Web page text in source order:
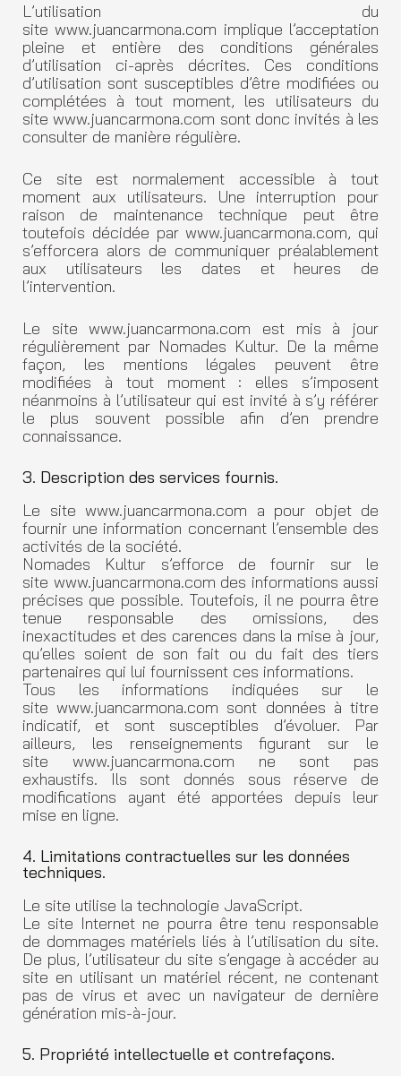
L’utilisation du
site www.juancarmona.com implique l’acceptation
pleine et entière des conditions générales
d’utilisation ci-après décrites. Ces conditions
d’utilisation sont susceptibles d’être modifiées ou
complétées à tout moment, les utilisateurs du
site www.juancarmona.com sont donc invités à les
consulter de manière régulière.
Ce site est normalement accessible à tout
moment aux utilisateurs. Une interruption pour
raison de maintenance technique peut être
toutefois décidée par www.juancarmona.com, qui
s’efforcera alors de communiquer préalablement
aux utilisateurs les dates et heures de
l’intervention.
Le site www.juancarmona.com est mis à jour
régulièrement par Nomades Kultur. De la même
façon, les mentions légales peuvent être
modifiées à tout moment : elles s’imposent
néanmoins à l’utilisateur qui est invité à s’y référer
le plus souvent possible afin d’en prendre
connaissance.
3. Description des services fournis.
Le site www.juancarmona.com a pour objet de
fournir une information concernant l’ensemble des
activités de la société.
Nomades Kultur s’efforce de fournir sur le
site www.juancarmona.com des informations aussi
précises que possible. Toutefois, il ne pourra être
tenue responsable des omissions, des
inexactitudes et des carences dans la mise à jour,
qu’elles soient de son fait ou du fait des tiers
partenaires qui lui fournissent ces informations.
Tous les informations indiquées sur le
site www.juancarmona.com sont données à titre
indicatif, et sont susceptibles d’évoluer. Par
ailleurs, les renseignements figurant sur le
site www.juancarmona.com ne sont pas
exhaustifs. Ils sont donnés sous réserve de
modifications ayant été apportées depuis leur
mise en ligne.
4. Limitations contractuelles sur les données
techniques.
Le site utilise la technologie JavaScript.
Le site Internet ne pourra être tenu responsable
de dommages matériels liés à l’utilisation du site.
De plus, l’utilisateur du site s’engage à accéder au
site en utilisant un matériel récent, ne contenant
pas de virus et avec un navigateur de dernière
génération mis-à-jour.
5. Propriété intellectuelle et contrefaçons.